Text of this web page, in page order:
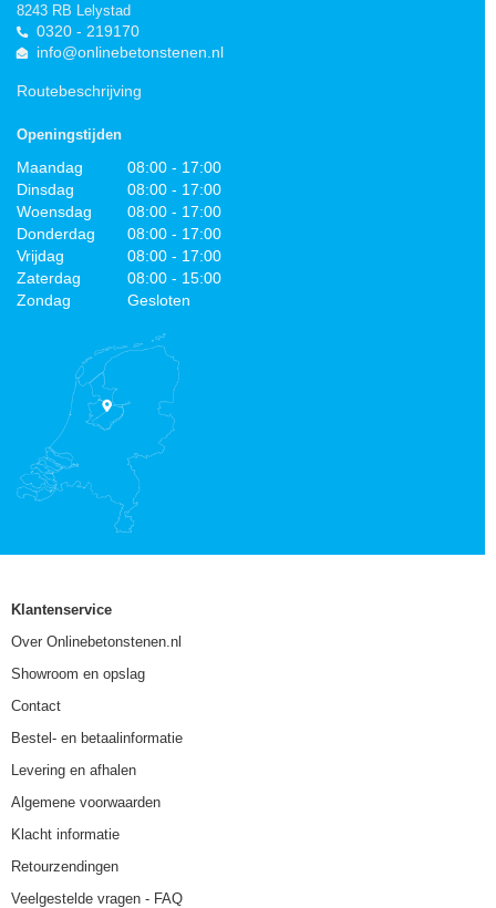
8243 RB Lelystad
0320 - 219170
info@onlinebetonstenen.nl
Routebeschrijving
Openingstijden
Maandag
08:00 - 17:00
Dinsdag
08:00 - 17:00
Woensdag
08:00 - 17:00
Donderdag
08:00 - 17:00
Vrijdag
08:00 - 17:00
Zaterdag
08:00 - 15:00
Zondag
Gesloten
Klantenservice
Over Onlinebetonstenen.nl
Showroom en opslag
Contact
Bestel- en betaalinformatie
Levering en afhalen
Algemene voorwaarden
Klacht informatie
Retourzendingen
Veelgestelde vragen - FAQ